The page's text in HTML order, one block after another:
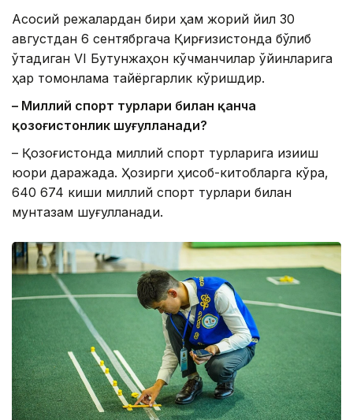
Асосий режалардан бири ҳам жорий йил 30
августдан 6 сентябргача Қирғизистонда бўлиб
ўтадиган VI Бутунжаҳон кўчманчилар ўйинларига
ҳар томонлама тайёргарлик кўришдир.
– Миллий спорт турлари билан қанча
қозоғистонлик шуғулланади?
– Қозоғистонда миллий спорт турларига қизиқиш
юқори даражада. Ҳозирги ҳисоб-китобларга кўра,
640 674 киши миллий спорт турлари билан
мунтазам шуғулланади.